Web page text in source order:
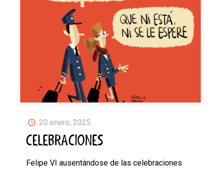
20 enero, 2025
CELEBRACIONES
Felipe VI ausentándose de las celebraciones